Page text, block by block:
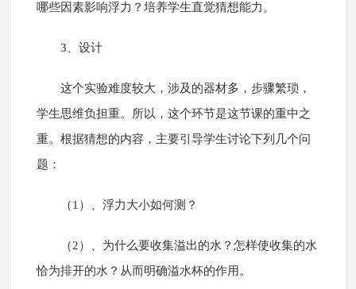
哪些因素影响浮力？培养学生直觉猜想能力。
3、设计
这个实验难度较大，涉及的器材多，步骤繁琐，
学生思维负担重。所以，这个环节是这节课的重中之
重。根据猜想的内容，主要引导学生讨论下列几个问
题：
（1）、浮力大小如何测？
（2）、为什么要收集溢出的水？怎样使收集的水
恰为排开的水？从而明确溢水杯的作用。